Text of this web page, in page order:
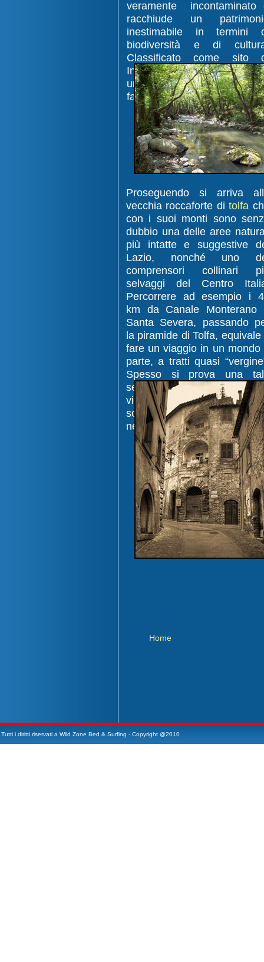
veramente incontaminato
racchiude un
inestimabile in termini
biodiversità e di
Classificato come sito
Interesse comunitario
una grande varietà di flora
fauna.
Proseguendo si arriva
vecchia roccaforte ditolfa
con i suoi monti sono
dubbio una delle aree
più intatte e suggestive
Lazio, nonché uno
comprensori collinari
selvaggi del Centro
Percorrere ad esempio i
km da Canale Monterano
Santa Severa, passando
la piramide di Tolfa, equivale
fare un viaggio in un mondo
parte, a tratti quasi
Spesso si prova una
sensazione di wilderness
vien da pensare che si
scoprendo luoghi in
nessuno abbia messo piede.
Home
Tutti i diritti riservati a Wild Zone Bed & Surfing - Copyright @2010